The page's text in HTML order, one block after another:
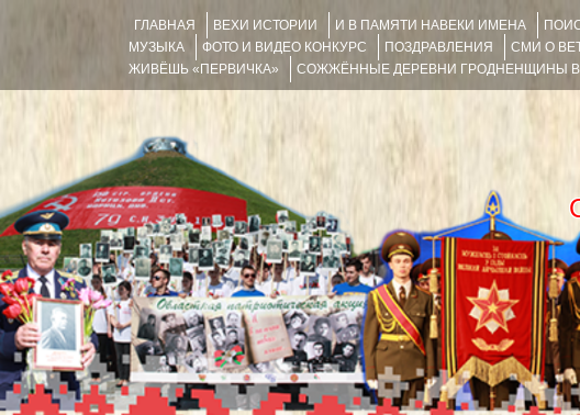
ГЛАВНАЯ ВЕХИ ИСТОРИИ И В ПАМЯТИ НАВЕКИ ИМЕНА
МУЗЫКА
ФОТО И ВИДЕО КОНКУРС ПОЗДРАВЛЕНИЯ СМИ О
ЖИВЁШЬ «ПЕРВИЧКА»
СОЖЖЁННЫЕ ДЕРЕВНИ ГРОДНЕНЩИНЫ В